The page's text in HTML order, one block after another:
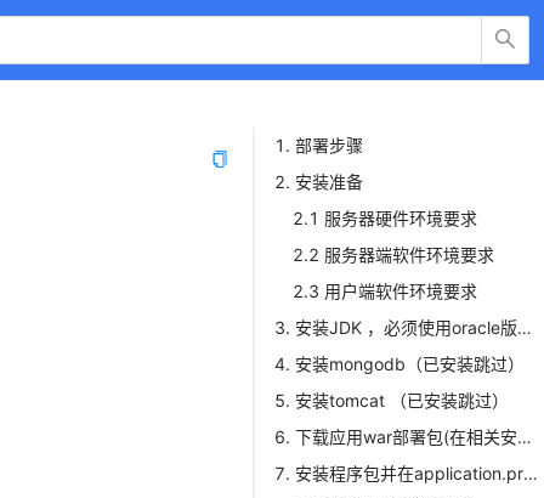
1. 部署步骤
2. 安装准备
2.1 服务器硬件环境要求
2.2 服务器端软件环境要求
2.3 用户端软件环境要求
3. 安装JDK ， 必须使用oracle版本的JDK
4. 安装mongodb（已安装跳过）
5. 安装tomcat （已安装跳过）
6. 下载应用war部署包(在相关安装包中下载）
7. 安装程序包并在application.properties文件配置链接mongodb的信息